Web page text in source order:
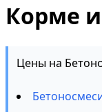
Корме
Цены на